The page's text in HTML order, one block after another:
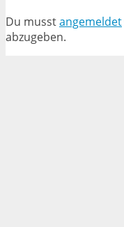
Du musstangemeldet
abzugeben.